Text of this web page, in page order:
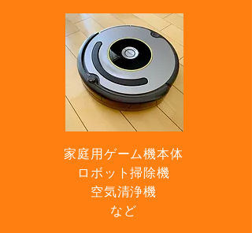
家庭用ゲーム機本体
ロボット掃除機
空気清浄機
​など